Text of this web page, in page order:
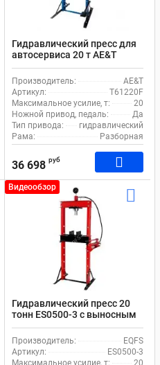
Гидравлический пресс для
автосервиса 20 т AE&T
Т61220F ручной и ножной
привод
Производитель:
AE&T
Артикул:
T61220F
Максимальное усилие, т:
20
Ножной привод, педаль:
Да
Тип привода:
гидравлический
Рама:
Разборная
36 698 руб
Видеообзор
Гидравлический пресс 20
тонн ES0500-3 с выносным
насосом
Производитель:
EQFS
Артикул:
ES0500-3
Максимальное усилие, т:
20